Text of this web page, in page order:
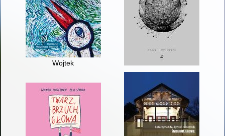
Wojtek